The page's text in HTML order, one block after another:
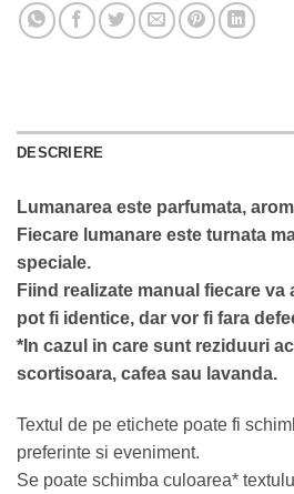
DESCRIERE
Lumanarea este parfumata,
Fiecare lumanare este turnata
speciale.
Fiind realizate manual fiecare va
pot fi identice, dar vor fi fara
*In cazul in care sunt reziduuri
scortisoara, cafea sau lavanda.
Textul de pe etichete poate fi
preferinte si eveniment.
Se poate schimba culoarea*